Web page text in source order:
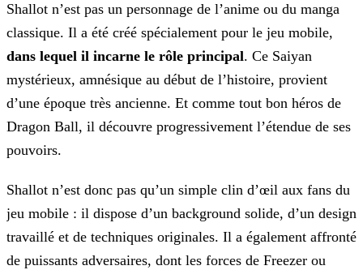
Shallot n’est pas un personnage de l’anime ou du manga
classique. Il a été créé spécialement pour le jeu mobile,
dans lequel il incarne le rôle principal. Ce Saiyan
mystérieux, amnésique au début de l’histoire, provient
d’une époque très ancienne. Et comme tout bon héros de
Dragon Ball, il découvre progressivement l’étendue de ses
pouvoirs.
Shallot n’est donc pas qu’un simple clin d’œil aux fans du
jeu mobile : il dispose d’un background solide, d’un design
travaillé et de techniques originales. Il a également affronté
de puissants adversaires, dont les forces de Freezer ou